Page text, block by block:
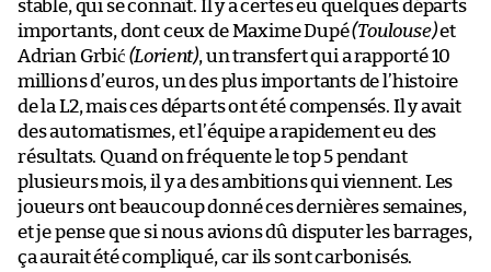
stable, qui se connaît. Il y a certes eu quelques départs
importants, dont ceux de Maxime Dupé(Toulouse)et
Adrian Grbić (Lorient), un transfert qui a rapporté 10
millions d’euros, un des plus importants de l’histoire
de la L2, mais ces départs ont été compensés. Il y avait
des automatismes, et l’équipe a rapidement eu des
résultats. Quand on fréquente le top 5 pendant
plusieurs mois, il y a des ambitions qui viennent. Les
joueurs ont beaucoup donné ces dernières semaines,
et je pense que si nous avions dû disputer les barrages,
ça aurait été compliqué, car ils sont carbonisés.